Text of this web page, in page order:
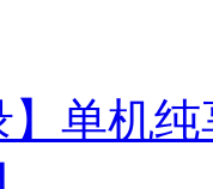
】单机